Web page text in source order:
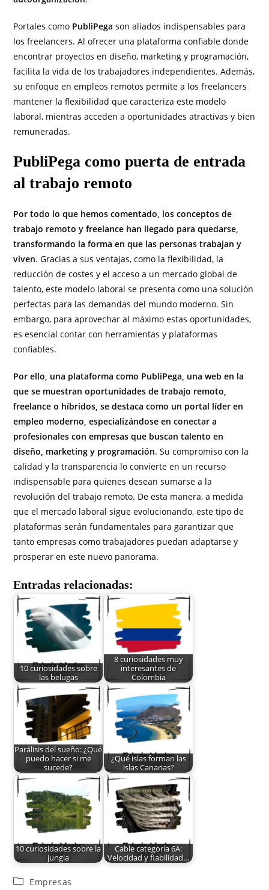
Portales como PubliPega son aliados indispensables para
los freelancers. Al ofrecer una plataforma confiable donde
encontrar proyectos en diseño, marketing y programación,
facilita la vida de los trabajadores independientes. Además,
su enfoque en empleos remotos permite a los freelancers
mantener la flexibilidad que caracteriza este modelo
laboral, mientras acceden a oportunidades atractivas y bien
remuneradas.
PubliPega como puerta de entrada
al trabajo remoto
Por todo lo que hemos comentado, los conceptos de
trabajo remoto y freelance han llegado para quedarse,
transformando la forma en que las personas trabajan y
viven. Gracias a sus ventajas, como la flexibilidad, la
reducción de costes y el acceso a un mercado global de
talento, este modelo laboral se presenta como una solución
perfectas para las demandas del mundo moderno. Sin
embargo, para aprovechar al máximo estas oportunidades,
es esencial contar con herramientas y plataformas
confiables.
Por ello, una plataforma como PubliPega, una web en la
que se muestran oportunidades de trabajo remoto,
freelance o híbridos, se destaca como un portal líder en
empleo moderno, especializándose en conectar a
profesionales con empresas que buscan talento en
diseño, marketing y programación. Su compromiso con la
calidad y la transparencia lo convierte en un recurso
indispensable para quienes desean sumarse a la
revolución del trabajo remoto. De esta manera, a medida
que el mercado laboral sigue evolucionando, este tipo de
plataformas serán fundamentales para garantizar que
tanto empresas como trabajadores puedan adaptarse y
prosperar en este nuevo panorama.
Entradas relacionadas:
10 curiosidades sobre
las belugas
8 curiosidades muy
interesantes de
Colombia
Parálisis del sueño: ¿Qué
puedo hacer si me
sucede?
¿Qué islas forman las
islas Canarias?
10 curiosidades sobre la
jungla
Cable categoría 6A:
Velocidad y fiabilidad…
Empresas